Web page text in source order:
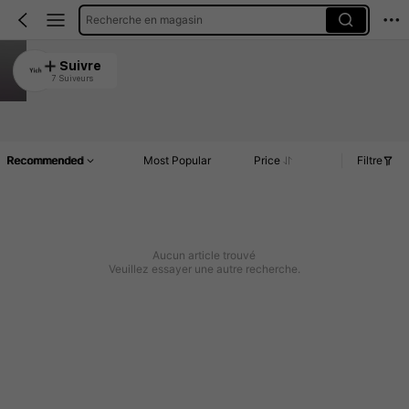
Recherche en magasin
Yich
4.50
Suivre
7 Suiveurs
Recommended Most Popular Price Filtre
Aucun article trouvé
Veuillez essayer une autre recherche.